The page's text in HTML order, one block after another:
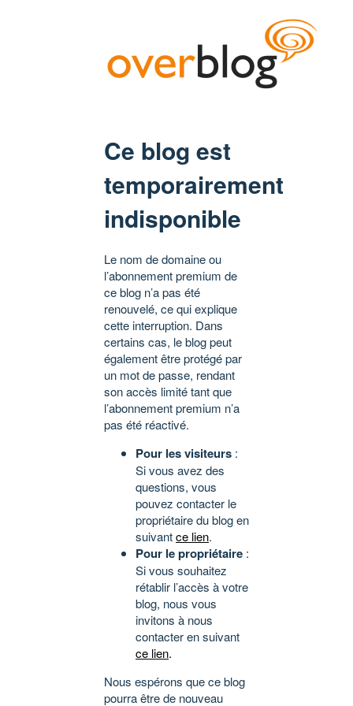
Ce blog est
temporairement
indisponible
Le nom de domaine ou
l’abonnement premium de
ce blog n’a pas été
renouvelé, ce qui explique
cette interruption. Dans
certains cas, le blog peut
également être protégé par
un mot de passe, rendant
son accès limité tant que
l’abonnement premium n’a
pas été réactivé.
Pour les visiteurs :
Si vous avez des
questions, vous
pouvez contacter le
propriétaire du blog en
suivantce lien.
Pour le propriétaire :
Si vous souhaitez
rétablir l’accès à votre
blog, nous vous
invitons à nous
contacter en suivant
ce lien.
Nous espérons que ce blog
pourra être de nouveau